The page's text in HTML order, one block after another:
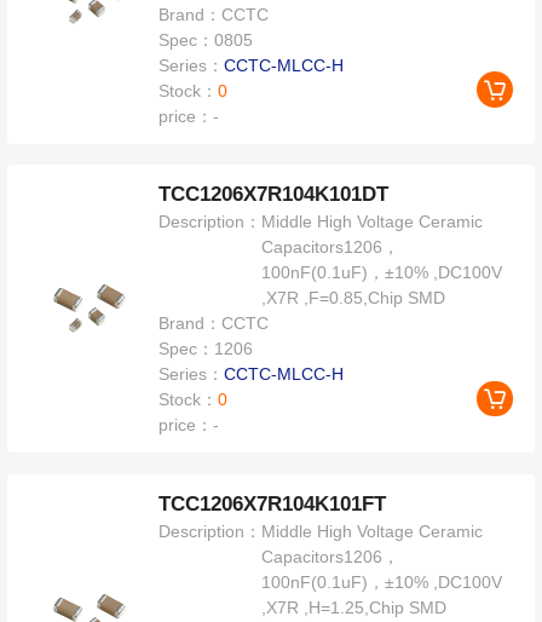
Brand：CCTC
Spec：0805
Series：CCTC-MLCC-H
Stock：0
price：-
TCC1206X7R104K101DT
Description： Middle High Voltage Ceramic
Capacitors1206，
100nF(0.1uF)，±10% ,DC100V
,X7R ,F=0.85,Chip SMD
Brand：CCTC
Spec： 1206
Series：CCTC-MLCC-H
Stock：0
price：-
TCC1206X7R104K101FT
Description： Middle High Voltage Ceramic
Capacitors1206，
100nF(0.1uF)，±10% ,DC100V
,X7R ,H=1.25,Chip SMD